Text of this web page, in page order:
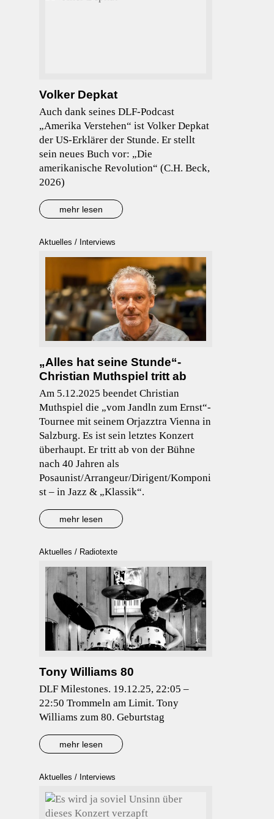
Volker Depkat
Auch dank seines DLF-Podcast
„Amerika Verstehen“ ist Volker Depkat
der US-Erklärer der Stunde. Er stellt
sein neues Buch vor: „Die
amerikanische Revolution“ (C.H. Beck,
2026)
mehr lesen
„Alles hat seine Stunde“-
Christian Muthspiel tritt ab
Aktuelles / Interviews
Am 5.12.2025 beendet Christian
Muthspiel die „vom Jandln zum Ernst“-
Tournee mit seinem Orjazztra Vienna in
Salzburg. Es ist sein letztes Konzert
überhaupt. Er tritt ab von der Bühne
nach 40 Jahren als
Posaunist/Arrangeur/Dirigent/Komponi
st – in Jazz & „Klassik“.
mehr lesen
Tony Williams 80
Aktuelles / Radiotexte
DLF Milestones. 19.12.25, 22:05 –
22:50 Trommeln am Limit. Tony
Williams zum 80. Geburtstag
mehr lesen
Aktuelles / Interviews